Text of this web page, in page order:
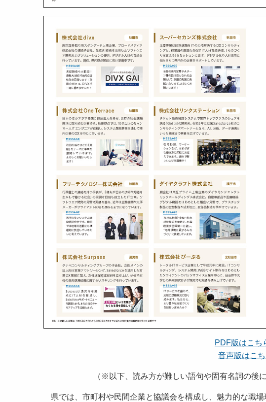
PDF版はこち
音声版はこ
（※以下、読み方が難しい語句や固有名詞の後
県では、市町村や民間企業と協議会を構成し、魅力的な職